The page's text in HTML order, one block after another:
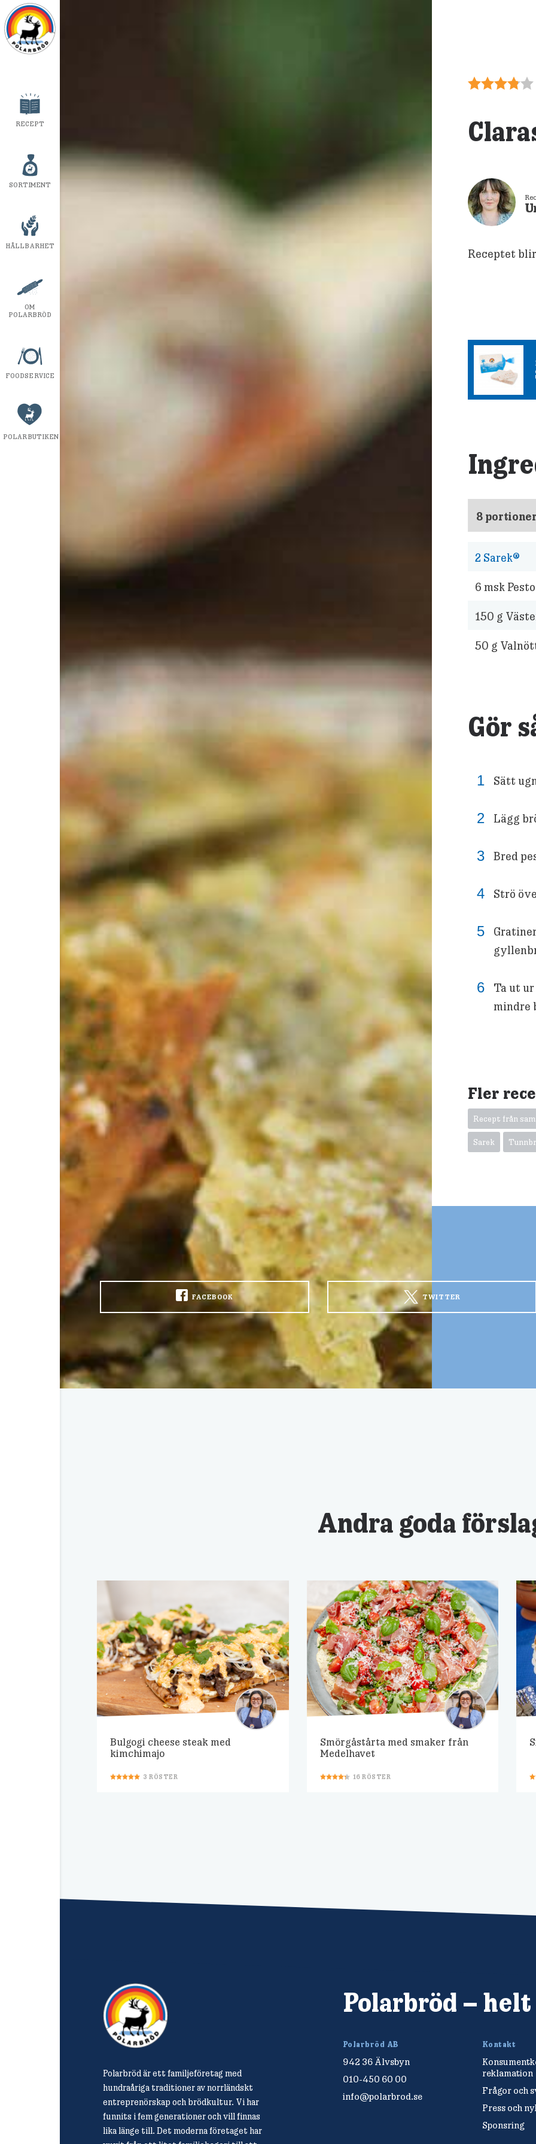
RECEPT
SORTIMENT
HÅLLBARHET
OM
POLARBRÖD
FOODSERVICE
POLARBUTIKEN
Receptet
2 Sarek®
6 msk Pesto
150 g
50 g
Gör
Sätt
Lägg
Bred
Strö
Ta ut
mindre
Fler
Recept från
Sarek
FACEBOOK TWITTER
Andra goda
Bulgogi cheese steak med
kimchimajo
3 RÖSTER
Smörgåstårta med smaker från
Medelhavet
16 RÖSTER
Polarbröd är ett familjeföretag med
hundraåriga traditioner av norrländskt
entreprenörskap och brödkultur. Vi har
funnits i fem generationer och vill finnas
lika länge till. Det moderna företaget har
Polarbröd –
Polarbröd AB
942 36 Älvsbyn
010-450 60 00
info@polarbrod.se
Kontakt
reklamation
Frågor och
Press och
Sponsring